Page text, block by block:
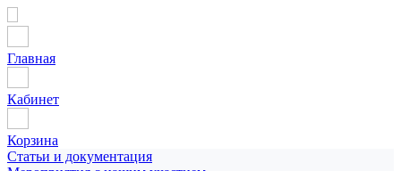
Главная
Кабинет
Корзина
Статьи и документация